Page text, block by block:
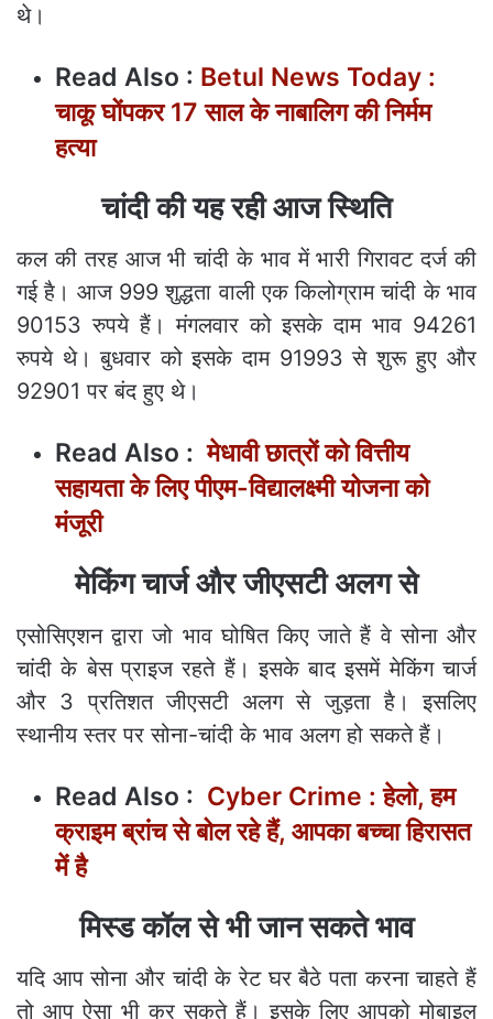
थे।
Read Also : Betul News Today :
चाकू घोंपकर 17 साल के नाबालिग की निर्मम
हत्या
चांदी की यह रही आज स्थिति
कल की तरह आज भी चांदी के भाव में भारी गिरावट दर्ज की
गई है। आज 999 शुद्धता वाली एक किलोग्राम चांदी के भाव
90153 रुपये हैं। मंगलवार को इसके दाम भाव 94261
रुपये थे। बुधवार को इसके दाम 91993 से शुरू हुए और
92901 पर बंद हुए थे।
Read Also :मेधावी छात्रों को वित्तीय
सहायता के लिए पीएम-विद्यालक्ष्मी योजना को
मंजूरी
मेकिंग चार्ज और जीएसटी अलग से
एसोसिएशन द्वारा जो भाव घोषित किए जाते हैं वे सोना और
चांदी के बेस प्राइज रहते हैं। इसके बाद इसमें मेकिंग चार्ज
और 3 प्रतिशत जीएसटी अलग से जुड़ता है। इसलिए
स्थानीय स्तर पर सोना-चांदी के भाव अलग हो सकते हैं।
Read Also : Cyber Crime : हेलो, हम
क्राइम ब्रांच से बोल रहे हैं, आपका बच्चा हिरासत
में है
मिस्ड कॉल से भी जान सकते भाव
यदि आप सोना और चांदी के रेट घर बैठे पता करना चाहते हैं
तो आप ऐसा भी कर सकते हैं। इसके लिए आपको मोबाइल